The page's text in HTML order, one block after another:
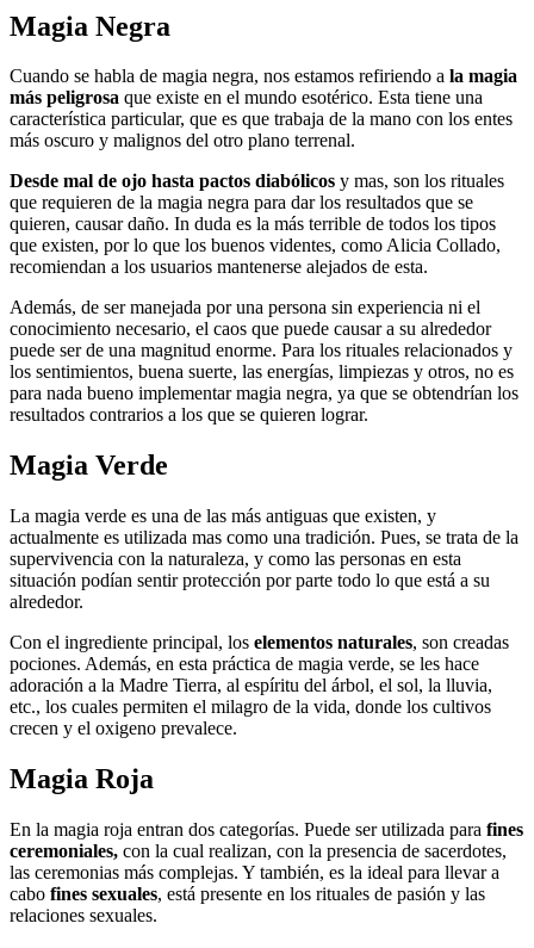
Magia Negra
Cuando se habla de magia negra, nos estamos refiriendo a la magia
más peligrosa que existe en el mundo esotérico. Esta tiene una
característica particular, que es que trabaja de la mano con los entes
más oscuro y malignos del otro plano terrenal.
Desde mal de ojo hasta pactos diabólicos y mas, son los rituales
que requieren de la magia negra para dar los resultados que se
quieren, causar daño. In duda es la más terrible de todos los tipos
que existen, por lo que los buenos videntes, como Alicia Collado,
recomiendan a los usuarios mantenerse alejados de esta.
Además, de ser manejada por una persona sin experiencia ni el
conocimiento necesario, el caos que puede causar a su alrededor
puede ser de una magnitud enorme. Para los rituales relacionados y
los sentimientos, buena suerte, las energías, limpiezas y otros, no es
para nada bueno implementar magia negra, ya que se obtendrían los
resultados contrarios a los que se quieren lograr.
Magia Verde
La magia verde es una de las más antiguas que existen, y
actualmente es utilizada mas como una tradición. Pues, se trata de la
supervivencia con la naturaleza, y como las personas en esta
situación podían sentir protección por parte todo lo que está a su
alrededor.
Con el ingrediente principal, los elementos naturales, son creadas
pociones. Además, en esta práctica de magia verde, se les hace
adoración a la Madre Tierra, al espíritu del árbol, el sol, la lluvia,
etc., los cuales permiten el milagro de la vida, donde los cultivos
crecen y el oxigeno prevalece.
Magia Roja
En la magia roja entran dos categorías. Puede ser utilizada para fines
ceremoniales, con la cual realizan, con la presencia de sacerdotes,
las ceremonias más complejas. Y también, es la ideal para llevar a
cabo fines sexuales, está presente en los rituales de pasión y las
relaciones sexuales.